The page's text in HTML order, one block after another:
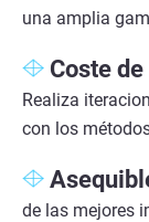
una amplia
Coste
Realiza
con los
de las mejores